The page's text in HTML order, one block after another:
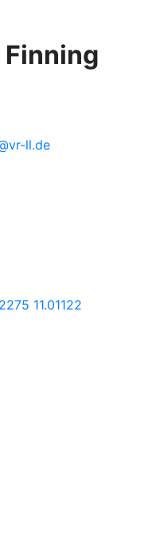
ll.de
11.01122